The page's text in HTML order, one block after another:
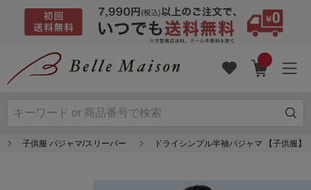
子供服 パジャマ/スリーパー ドライシンプル半袖パジャマ 【子供服】